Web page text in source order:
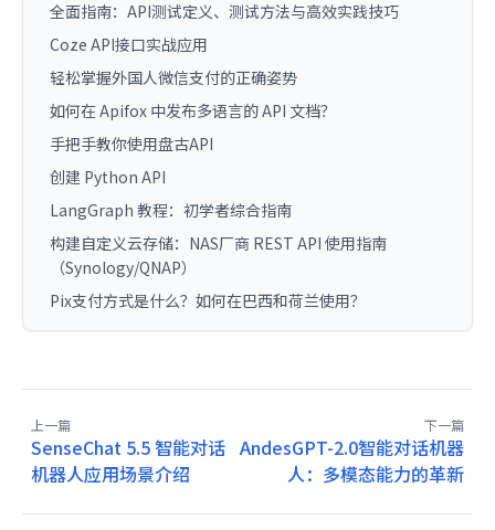
全面指南：API测试定义、测试方法与高效实践技巧
Coze API接口实战应用
轻松掌握外国人微信支付的正确姿势
如何在 Apifox 中发布多语言的 API 文档？
手把手教你使用盘古API
创建 Python API
LangGraph 教程：初学者综合指南
构建自定义云存储：NAS厂商 REST API 使用指南
（Synology/QNAP）
Pix支付方式是什么？如何在巴西和荷兰使用？
上一篇
SenseChat 5.5 智能对话
机器人应用场景介绍
下一篇
AndesGPT-2.0智能对话机器
人：多模态能力的革新